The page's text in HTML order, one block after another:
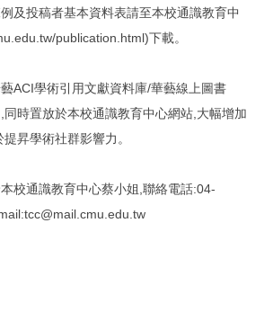
及投稿者基本資料表請至本校通識教育中
publication.html)下載。
ACI學術引用文獻資料庫/華藝線上圖書
時置放於本校通識教育中心網站,大幅增加
昇學術社群影響力。
校通識教育中心蔡小姐,聯絡電話:04-